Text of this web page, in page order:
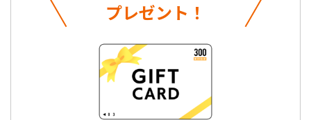
プレゼント！